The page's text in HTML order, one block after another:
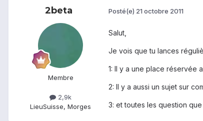
2beta
Membre
2,9k
LieuSuisse, Morges
Posté(e) 21 octobre 2011
Salut,
Je vois que tu lances
1: Il y a une place réservée
2: Il y a aussi un sujet sur
3: et toutes les question